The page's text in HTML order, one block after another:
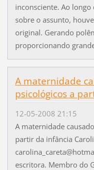
inconsciente. Ao
sobre o assunto,
original. Gerando
proporcionando
A maternidade
psicológicos a
12-05-2008 21:15
A maternidade
partir da infância
escritora. Membro do